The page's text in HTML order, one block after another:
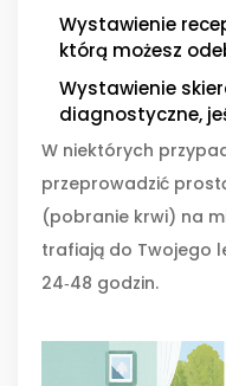
Wystawienie
którą możesz
Wystawienie
diagnostyczne,
W niektórych
przeprowadzić
(pobranie krwi) na
trafiają do Twojego
24‑48 godzin.